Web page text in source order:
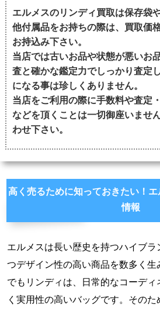
す。理想の保管方法は温度、湿度
い場所で通気性の良い不織布収納
と状態を保つことができます。 お
く毛の短い布で叩いて汚れを落と
ームなどで磨き、乾いてから保
水スプレーは染みの原因になるた
エルメスのリンディ買取は保存袋
他付属品をお持ちの際は、買取価
お持込み下さい。
当店では古いお品や状態が悪いお
査と確かな鑑定力でしっかり査定
になる事は珍しくありません。
当店をご利用の際に手数料や査定
などを頂くことは一切御座いませ
わせ下さい。
高く売るために知っておきたい！
情報
エルメスは長い歴史を持つハイブ
つデザイン性の高い商品を数多く生
でもリンディは、日常的なコーデ
く実用性の高いバッグです。そのた